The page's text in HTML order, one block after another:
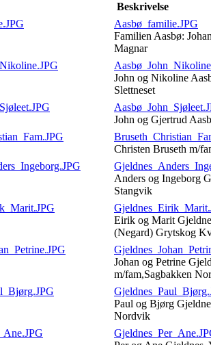
Beskrivelse
Aasbø_familie.JPG
Familien Aasbø:
Magnar
John og Nikoline
Slettneset
John og Gjertrud
Christen Bruseth m/
Anders og Ingeborg
Stangvik
Eirik og Marit
(Negard) Grytskog
Johan og Petrine
m/fam,Sagbakken
Paul og Bjørg
Nordvik